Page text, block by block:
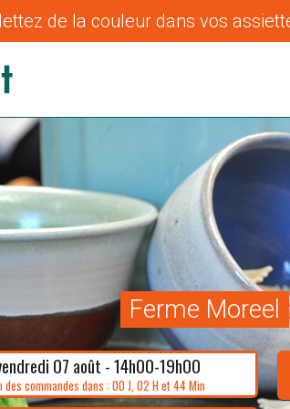
de la couleur dans vos
Ferme Moreel
07 août - 14h00-19h00
des commandes dans : 00 J, 02 H et 44 Min